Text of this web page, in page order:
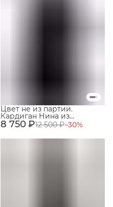
8 750 ₽12 500 ₽−30%
Цвет не из партии.
Кардиган Нина из
мериносовой шерсти
100%. Цвет Антрацит. №
90